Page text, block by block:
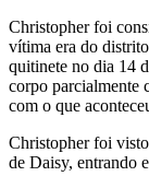
Christopher foi
vítima era do
quitinete no dia 14
corpo parcialmente
com o que
Christopher foi
de Daisy, entrando